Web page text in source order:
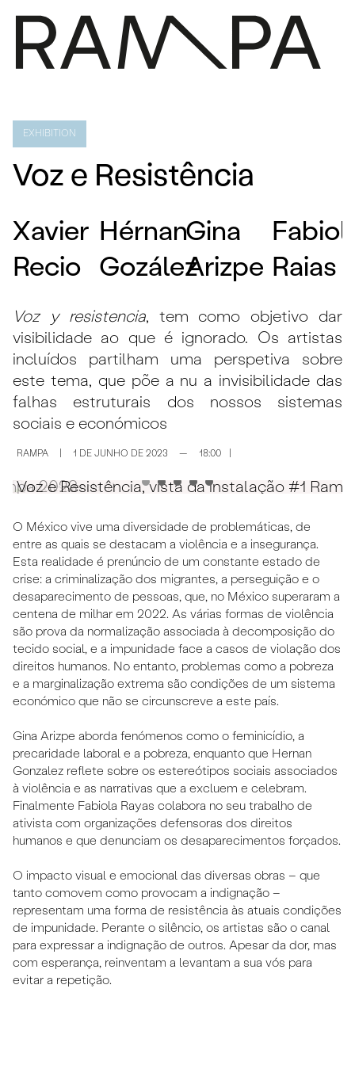
IMPRENSA
CONTACTOS
EN
EXHIBITION
Voz e Resistência
Xavier
Recio
Hérnan
Gozález
Gina
Arizpe Raias
Voz y resistencia, tem como objetivo dar
visibilidade ao que é ignorado. Os artistas
incluídos partilham uma perspetiva sobre
este tema, que põe a nu a invisibilidade das
falhas estruturais dos nossos sistemas
sociais e económicos
RAMPA 1 DE JUNHO DE 2023 — 18:00
2023
Voz e Resistência, vista da instalação #1
O México vive uma diversidade de problemáticas, de
entre as quais se destacam a violência e a insegurança.
Esta realidade é prenúncio de um constante estado de
crise: a criminalização dos migrantes, a perseguição e o
desaparecimento de pessoas, que, no México superaram a
centena de milhar em 2022. As várias formas de violência
são prova da normalização associada à decomposição do
tecido social, e a impunidade face a casos de violação dos
direitos humanos. No entanto, problemas como a pobreza
e a marginalização extrema são condições de um sistema
económico que não se circunscreve a este país.
Gina Arizpe aborda fenómenos como o feminicídio, a
precaridade laboral e a pobreza, enquanto que Hernan
Gonzalez reflete sobre os estereótipos sociais associados
à violência e as narrativas que a excluem e celebram.
Finalmente Fabiola Rayas colabora no seu trabalho de
ativista com organizações defensoras dos direitos
humanos e que denunciam os desaparecimentos forçados.
O impacto visual e emocional das diversas obras – que
tanto comovem como provocam a indignação –
representam uma forma de resistência às atuais condições
de impunidade. Perante o silêncio, os artistas são o canal
para expressar a indignação de outros. Apesar da dor, mas
com esperança, reinventam a levantam a sua vós para
evitar a repetição.